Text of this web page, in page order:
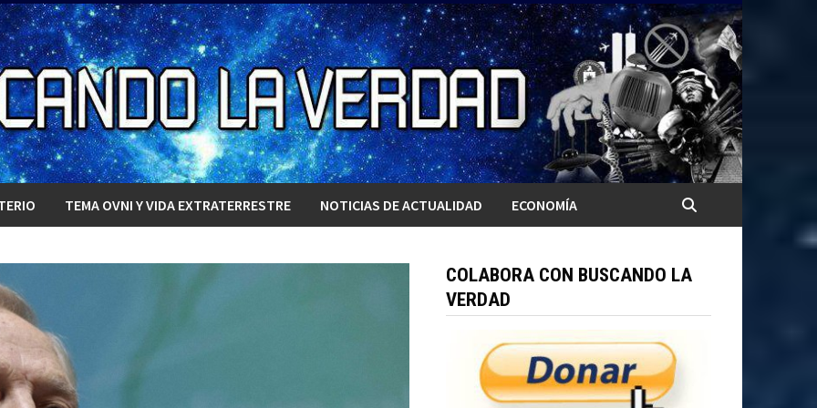
TEMA OVNI Y VIDA EXTRATERRESTRE NOTICIAS DE ACTUALIDAD ECONOMÍA
COLABORA CON BUSCANDO LA
VERDAD